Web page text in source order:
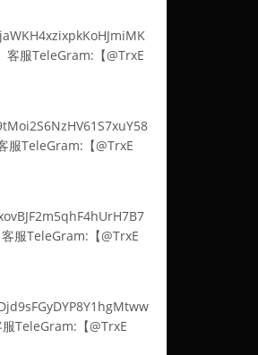
客服TeleGram:【@TrxE
服TeleGram:【@TrxE
服TeleGram:【@TrxE
TeleGram:【@TrxE